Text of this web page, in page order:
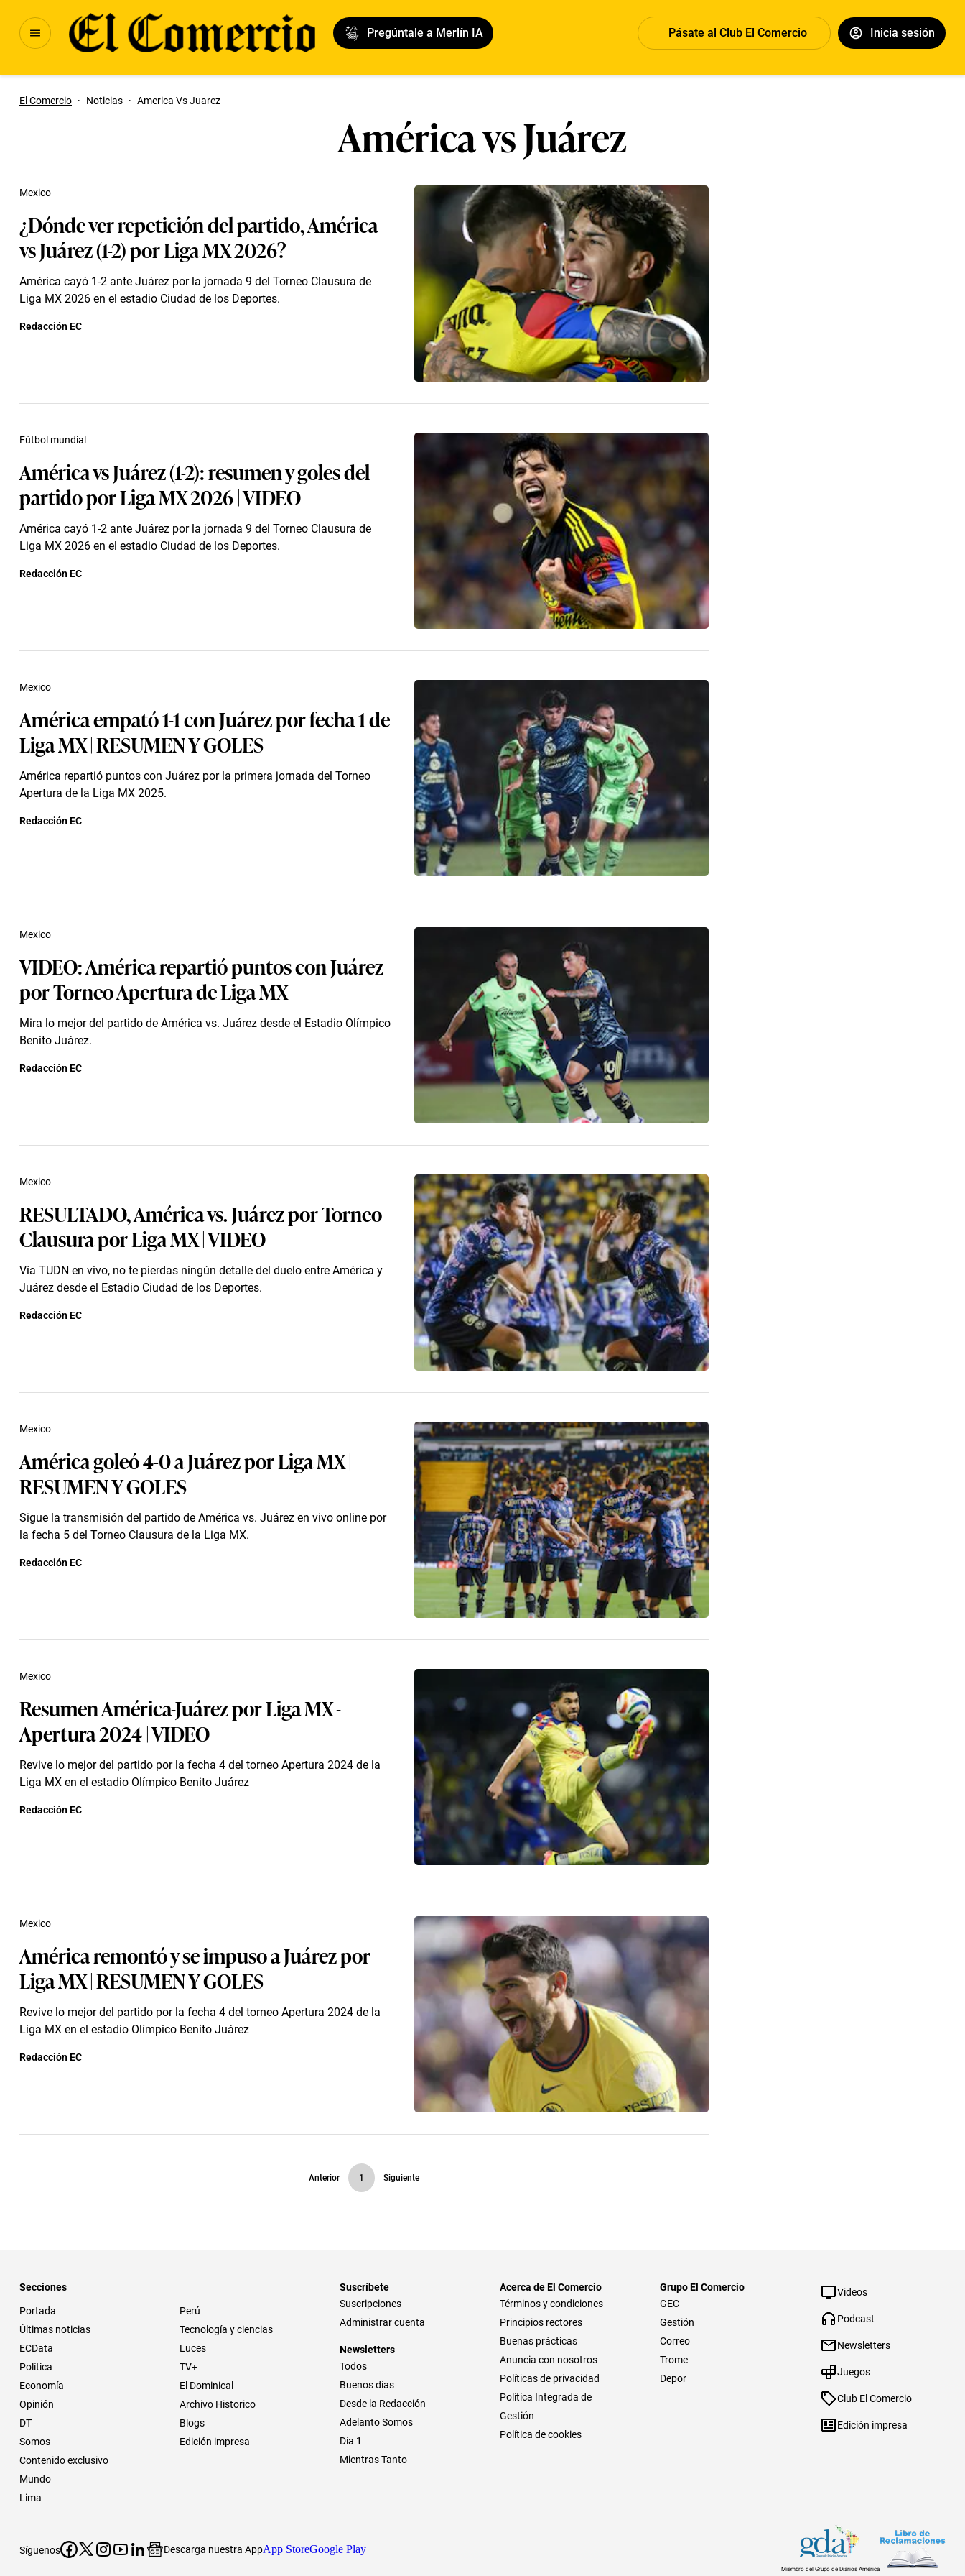
Pregúntale a Merlín IA Pásate al Club El Comercio Inicia sesión
El Comercio · Noticias · America Vs Juarez
América vs Juárez
¿Dónde ver repetición del partido, América
vs Juárez (1-2) por Liga MX 2026?
América cayó 1-2 ante Juárez por la jornada 9 del Torneo Clausura de
Liga MX 2026 en el estadio Ciudad de los Deportes.
Mexico
Redacción EC
América vs Juárez (1-2): resumen y goles del
partido por Liga MX 2026 | VIDEO
América cayó 1-2 ante Juárez por la jornada 9 del Torneo Clausura de
Liga MX 2026 en el estadio Ciudad de los Deportes.
Fútbol mundial
Redacción EC
América empató 1-1 con Juárez por fecha 1 de
Liga MX | RESUMEN Y GOLES
América repartió puntos con Juárez por la primera jornada del Torneo
Apertura de la Liga MX 2025.
Mexico
Redacción EC
VIDEO: América repartió puntos con Juárez
por Torneo Apertura de Liga MX
Mira lo mejor del partido de América vs. Juárez desde el Estadio Olímpico
Benito Juárez.
Mexico
Redacción EC
RESULTADO, América vs. Juárez por Torneo
Clausura por Liga MX | VIDEO
Vía TUDN en vivo, no te pierdas ningún detalle del duelo entre América y
Juárez desde el Estadio Ciudad de los Deportes.
Mexico
Redacción EC
América goleó 4-0 a Juárez por Liga MX |
RESUMEN Y GOLES
Sigue la transmisión del partido de América vs. Juárez en vivo online por
la fecha 5 del Torneo Clausura de la Liga MX.
Mexico
Redacción EC
Resumen América-Juárez por Liga MX -
Apertura 2024 | VIDEO
Revive lo mejor del partido por la fecha 4 del torneo Apertura 2024 de la
Liga MX en el estadio Olímpico Benito Juárez
Mexico
Redacción EC
América remontó y se impuso a Juárez por
Liga MX | RESUMEN Y GOLES
Revive lo mejor del partido por la fecha 4 del torneo Apertura 2024 de la
Liga MX en el estadio Olímpico Benito Juárez
Mexico
Redacción EC
Anterior 1 Siguiente
Secciones
Portada
Últimas noticias
ECData
Política
Economía
Opinión
DT
Somos
Contenido exclusivo
Mundo
Lima
Perú
Tecnología y ciencias
Luces
TV+
El Dominical
Archivo Historico
Blogs
Edición impresa
Suscríbete
Suscripciones
Administrar cuenta
Newsletters
Todos
Buenos días
Desde la Redacción
Adelanto Somos
Día 1
Mientras Tanto
Acerca de El Comercio
Términos y condiciones
Principios rectores
Buenas prácticas
Anuncia con nosotros
Políticas de privacidad
Política Integrada de
Gestión
Política de cookies
Grupo El Comercio
GEC
Gestión
Correo
Trome
Depor
Videos
Podcast
Newsletters
Juegos
Club El Comercio
Edición impresa
Síguenos Descarga nuestra AppApp StoreGoogle Play
Miembro del Grupo de Diarios América